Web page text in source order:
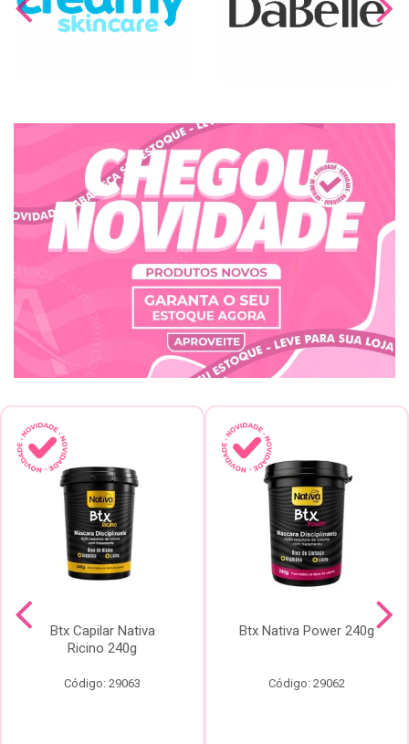
Btx Capilar Nativa
Ricino 240g
Código: 29063
Btx Nativa Power 240g
Código: 29062